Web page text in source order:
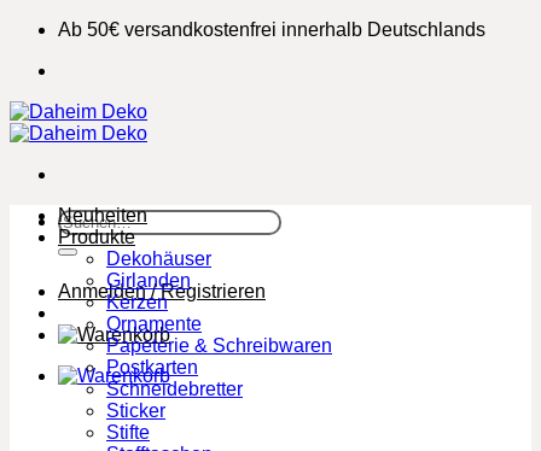
Zum
springen
Ab 50€ versandkostenfrei innerhalb Deutschlands
Suchen
nach:
Anmelden / Registrieren
Neuheiten
Produkte
Dekohäuser
Girlanden
Kerzen
Ornamente
Papeterie & Schreibwaren
Postkarten
Schneidebretter
Sticker
Stifte